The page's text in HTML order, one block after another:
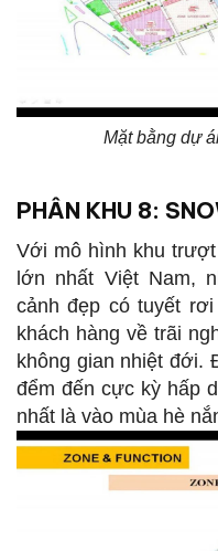
Mặt bằng dự
PHÂN KHU 8:
Với mô hình khu
lớn nhất Việt Nam,
cảnh đẹp có tuyết
khách hàng về trãi
không gian nhiệt đới.
đểm đến cực kỳ hấp
nhất là vào mùa hè